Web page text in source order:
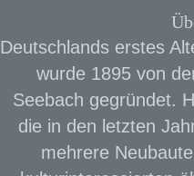
Deutschlands erstes
wurde 1895 von
Seebach gegründet.
die in den letzten
mehrere